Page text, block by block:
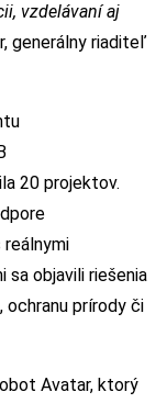
vzdelávaní aj
generálny riaditeľ
20 projektov.
objavili riešenia
ochranu prírody či
Avatar, ktorý